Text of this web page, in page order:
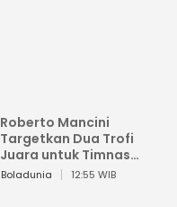
Roberto Mancini
Targetkan Dua Trofi
Juara untuk Timnas
Italia
Boladunia 12:55 WIB